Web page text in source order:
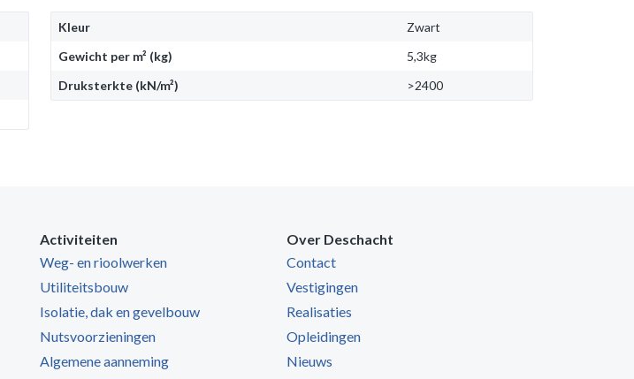
Kleur
Zwart
Gewicht per m² (kg)
5,3kg
Druksterkte (kN/m²)
>2400
Activiteiten
Weg- en rioolwerken
Utiliteitsbouw
Isolatie, dak en gevelbouw
Nutsvoorzieningen
Algemene aanneming
Over Deschacht
Contact
Vestigingen
Realisaties
Opleidingen
Nieuws